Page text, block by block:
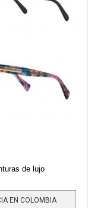
de lujo
EN COLOMBIA